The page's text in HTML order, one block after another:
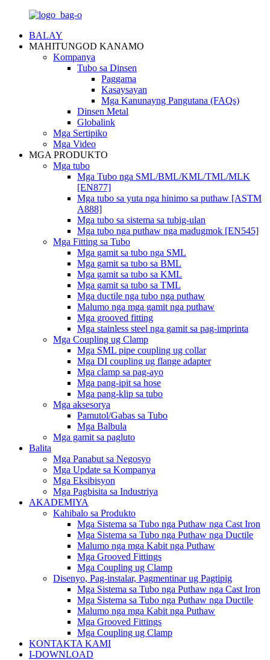
BALAY
MAHITUNGOD KANAMO
Kompanya
Tubo sa Dinsen
Paggama
Kasaysayan
Mga Kanunayng Pangutana (FAQs)
Dinsen Metal
Globalink
Mga Sertipiko
Mga Video
MGA PRODUKTO
Mga tubo
Mga Tubo nga SML/BML/KML/TML/MLK
[EN877]
Mga tubo sa yuta nga hinimo sa puthaw [ASTM
A888]
Mga tubo sa sistema sa tubig-ulan
Mga tubo nga puthaw nga madugmok [EN545]
Mga Fitting sa Tubo
Mga gamit sa tubo nga SML
Mga gamit sa tubo sa BML
Mga gamit sa tubo sa KML
Mga gamit sa tubo sa TML
Mga ductile nga tubo nga puthaw
Malumo nga mga gamit nga puthaw
Mga grooved fitting
Mga stainless steel nga gamit sa pag-imprinta
Mga Coupling ug Clamp
Mga SML pipe coupling ug collar
Mga DI coupling ug flange adapter
Mga clamp sa pag-ayo
Mga pang-ipit sa hose
Mga pang-klip sa tubo
Mga aksesorya
Pamutol/Gabas sa Tubo
Mga Balbula
Mga gamit sa pagluto
Balita
Mga Panabut sa Negosyo
Mga Update sa Kompanya
Mga Eksibisyon
Mga Pagbisita sa Industriya
AKADEMIYA
Kahibalo sa Produkto
Mga Sistema sa Tubo nga Puthaw nga Cast Iron
Mga Sistema sa Tubo nga Puthaw nga Ductile
Malumo nga mga Kabit nga Puthaw
Mga Grooved Fittings
Mga Coupling ug Clamp
Disenyo, Pag-instalar, Pagmentinar ug Pagtipig
Mga Sistema sa Tubo nga Puthaw nga Cast Iron
Mga Sistema sa Tubo nga Puthaw nga Ductile
Malumo nga mga Kabit nga Puthaw
Mga Grooved Fittings
Mga Coupling ug Clamp
KONTAKTA KAMI
I-DOWNLOAD